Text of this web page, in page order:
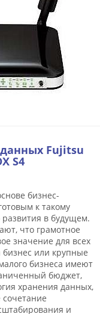
Fujitsu
S4
бизнес-
к такому
развития в будущем.
что грамотное
значение для всех
или крупные
бизнеса имеют
бюджет,
хранения данных,
и